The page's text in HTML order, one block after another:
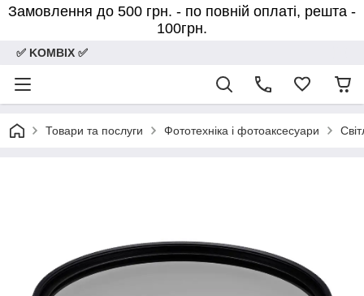
Замовлення до 500 грн. - по повній оплаті, решта -
100грн.
✅ KOMBIX ✅
Товари та послуги Фототехніка і фотоаксесуари